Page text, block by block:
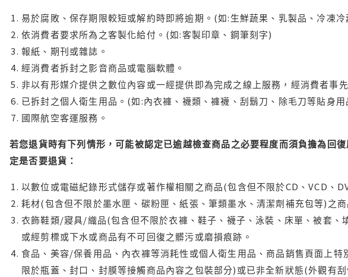
易於腐敗、保存期限較短或解約時即將逾期。(如:生鮮蔬果、乳製品、冷凍
依消費者要求所為之客製化給付。(如:客製印章、鋼筆刻字)
報紙、期刊或雜誌。
經消費者拆封之影音商品或電腦軟體。
非以有形媒介提供之數位內容或一經提供即為完成之線上服務，經消費者事
已拆封之個人衛生用品。(如:內衣褲、襪類、褲襪、刮鬍刀、除毛刀等貼身用
國際航空客運服務。
若您退貨時有下列情形，可能被認定已逾越檢查商品之必要程度而須負擔為回
定是否要退貨：
以數位或電磁紀錄形式儲存或著作權相關之商品(包含但不限於CD、VCD、
耗材(包含但不限於墨水匣、碳粉匣、紙張、筆類墨水、清潔劑補充包等)之
衣飾鞋類/寢具/織品(包含但不限於衣褲、鞋子、襪子、泳裝、床單、被套
或經剪標或下水或商品有不可回復之髒污或磨損痕跡。
食品、美容/保養用品、內衣褲等消耗性或個人衛生用品、商品銷售頁面上
限於瓶蓋、封口、封膜等接觸商品內容之包裝部分)或已非全新狀態(外觀有